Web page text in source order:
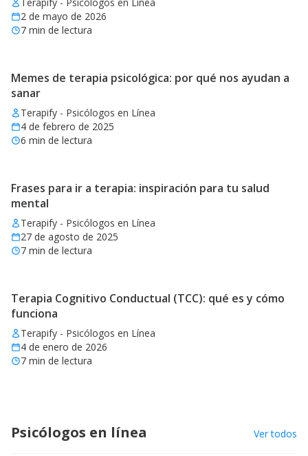
2 de mayo de 2026
7 min de lectura
Memes de terapia psicológica: por qué nos ayudan a
sanar
Terapify - Psicólogos en Línea
4 de febrero de 2025
6 min de lectura
Frases para ir a terapia: inspiración para tu salud
mental
Terapify - Psicólogos en Línea
27 de agosto de 2025
7 min de lectura
Terapia Cognitivo Conductual (TCC): qué es y cómo
funciona
Terapify - Psicólogos en Línea
4 de enero de 2026
7 min de lectura
Psicólogos en línea Ver todos